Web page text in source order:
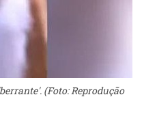
(Foto: Reprodução